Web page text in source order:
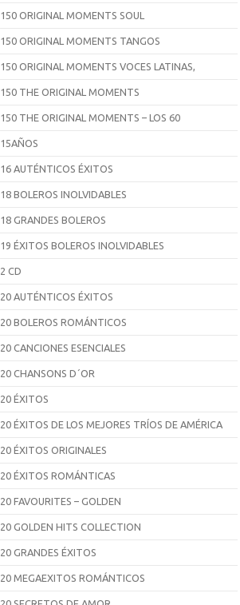
150 ORIGINAL MOMENTS SOUL
150 ORIGINAL MOMENTS TANGOS
150 ORIGINAL MOMENTS VOCES LATINAS,
150 THE ORIGINAL MOMENTS
150 THE ORIGINAL MOMENTS – LOS 60
15AÑOS
16 AUTÉNTICOS ÉXITOS
18 BOLEROS INOLVIDABLES
18 GRANDES BOLEROS
19 ÉXITOS BOLEROS INOLVIDABLES
2 CD
20 AUTÉNTICOS ÉXITOS
20 BOLEROS ROMÁNTICOS
20 CANCIONES ESENCIALES
20 CHANSONS D´OR
20 ÉXITOS
20 ÉXITOS DE LOS MEJORES TRÍOS DE AMÉRICA
20 ÉXITOS ORIGINALES
20 ÉXITOS ROMÁNTICAS
20 FAVOURITES – GOLDEN
20 GOLDEN HITS COLLECTION
20 GRANDES ÉXITOS
20 MEGAEXITOS ROMÁNTICOS